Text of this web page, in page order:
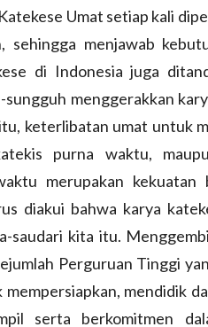
Umat setiap kali
sehingga menjawab
di Indonesia juga
menggerakkan
keterlibatan umat untuk
purna waktu,
merupakan kekuatan
diakui bahwa karya
saudari kita itu.
Perguruan Tinggi
mendidik
serta berkomitmen